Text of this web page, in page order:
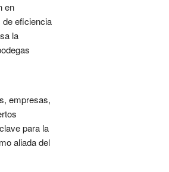
en
de eficiencia
la
empresas,
para la
aliada del